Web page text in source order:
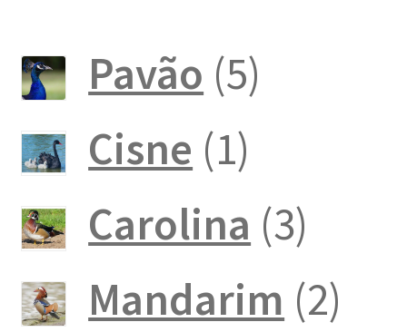
Pavão 55
Cisne 11
produto
Carolina 33
Mandarim 22